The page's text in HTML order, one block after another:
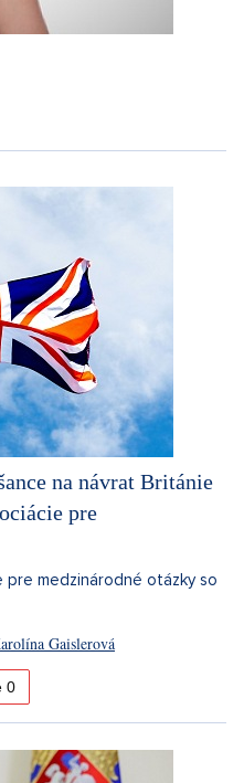
na návrat Británie
pre
pre medzinárodné otázky so
Gaislerová
0